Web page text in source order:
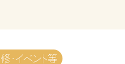
・イベント等